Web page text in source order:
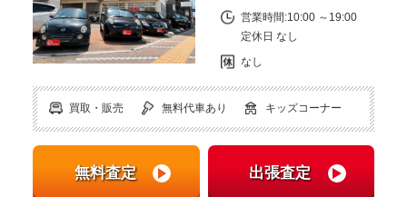
営業時間:10:00 ～19:00
定休日 なし
なし
買取・販売 無料代車あり キッズコーナー